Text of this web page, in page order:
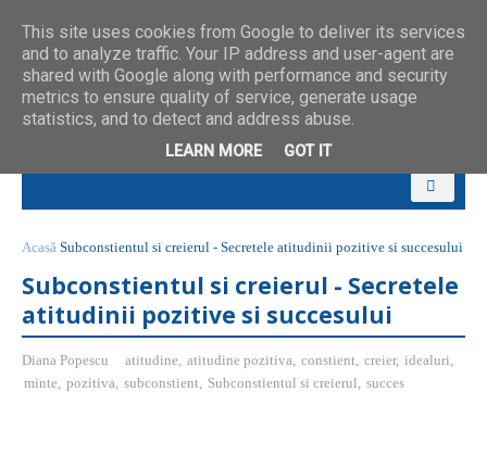
Acasă Subconstientul si creierul - Secretele atitudinii pozitive si succesului
Subconstientul si creierul - Secretele
atitudinii pozitive si succesului
Diana Popescu atitudine, atitudine pozitiva, constient, creier, idealuri,
minte, pozitiva, subconstient, Subconstientul si creierul, succes
This site uses cookies from Google to deliver its services
and to analyze traffic. Your IP address and user-agent are
shared with Google along with performance and security
metrics to ensure quality of service, generate usage
statistics, and to detect and address abuse.
LEARN MORE GOT IT